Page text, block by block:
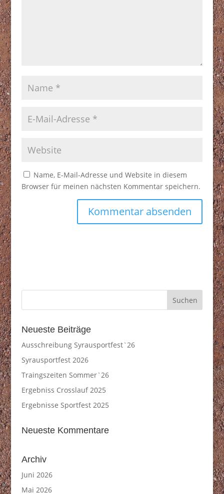
Name, E-Mail-Adresse und Website in diesem
Browser für meinen nächsten Kommentar speichern.
Neueste Beiträge
Ausschreibung Syrausportfest`26
Syrausportfest 2026
Traingszeiten Sommer`26
Ergebniss Crosslauf 2025
Ergebnisse Sportfest 2025
Neueste Kommentare
Archiv
Juni 2026
Mai 2026